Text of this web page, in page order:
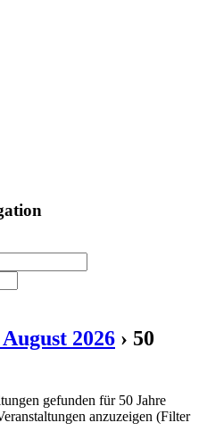
2026 › 50
gefunden für 50 Jahre
anzuzeigen (Filter